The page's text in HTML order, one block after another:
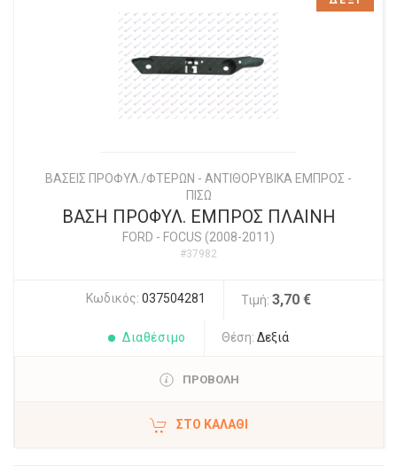
ΒΑΣΕΙΣ ΠΡΟΦΥΛ./ΦΤΕΡΩΝ - ΑΝΤΙΘΟΡΥΒΙΚΑ ΕΜΠΡΟΣ -
ΠΙΣΩ
ΒΑΣΗ ΠΡΟΦΥΛ. ΕΜΠΡΟΣ ΠΛΑΙΝΗ
FORD - FOCUS (2008-2011)
#37982
Κωδικός: 037504281 Τιμή: 3,70 €
Διαθέσιμο Θέση: Δεξιά
ΠΡΟΒΟΛΗ
ΣΤΟ ΚΑΛΆΘΙ